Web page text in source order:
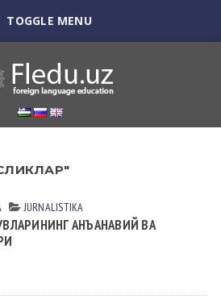
TOGGLE MENU
JURNALISTIKA
АНЪАНАВИЙ ВА